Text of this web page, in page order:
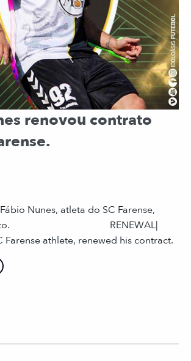
renovou contrato
⠀
Nunes, atleta do SC Farense,
⠀ ⠀⠀⠀⠀⠀⠀⠀⠀⠀ ⠀⠀ RENEWAL|
Farense athlete, renewed his contract.